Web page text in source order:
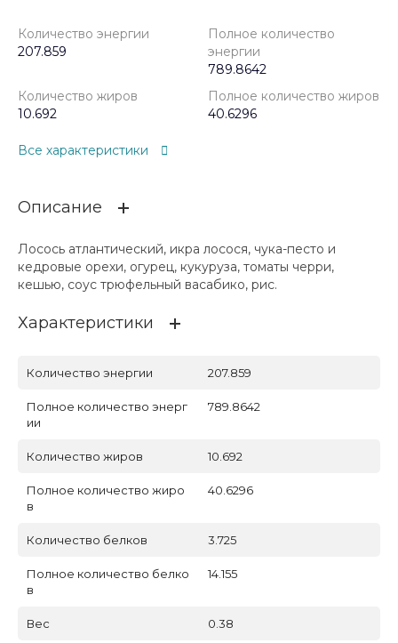
Количество энергии
207.859
Полное количество
энергии
789.8642
Количество жиров
10.692
Полное количество жиров
40.6296
Все характеристики
Описание
Лосось атлантический, икра лосося, чука-песто и
кедровые орехи, огурец, кукуруза, томаты черри,
кешью, соус трюфельный васабико, рис.
Характеристики
Количество энергии 207.859
Полное количество энерг
ии
789.8642
Количество жиров 10.692
Полное количество жиро
в
40.6296
Количество белков 3.725
Полное количество белко
в
14.155
Вес 0.38